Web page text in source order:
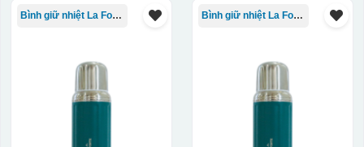
Bình giữ nhiệt La Fonte Bình giữ nhiệt La Fonte